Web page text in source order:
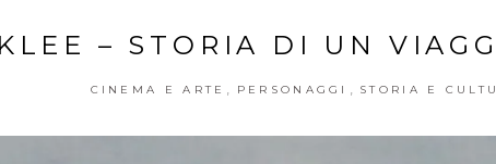
– STORIA DI UN
CINEMA E ARTE PERSONAGGI STORIA E